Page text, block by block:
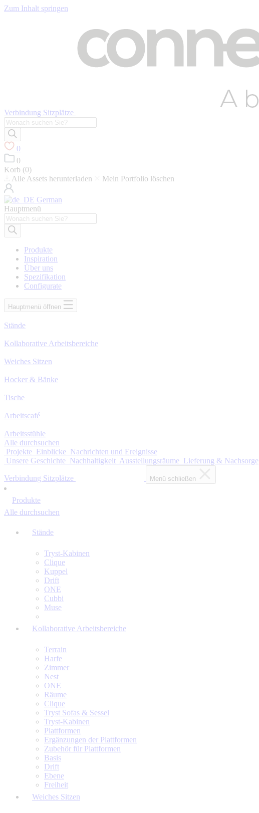
Zum Inhalt springen
Verbindung Sitzplätze
Suche
nach
Produkten
0
0
Korb (0)
Alle Assets herunterladen
Mein Portfolio löschen
German
Hauptmenü
Suche
nach
Produkten
Produkte
Inspiration
Über uns
Spezifikation
Configurate
Hauptmenü öffnen
Stände
Kollaborative Arbeitsbereiche
Weiches Sitzen
Hocker & Bänke
Tische
Arbeitscafé
Arbeitsstühle
Alle durchsuchen
Projekte Einblicke Nachrichten und Ereignisse
Unsere Geschichte Nachhaltigkeit Ausstellungsräume Lieferung & Nachsorge
Verbindung Sitzplätze Menü schließen
Produkte
Alle durchsuchen
Stände
Tryst-Kabinen
Clique
Kuppel
Drift
ONE
Cubbi
Muse
Kollaborative Arbeitsbereiche
Terrain
Harfe
Zimmer
Nest
ONE
Räume
Clique
Tryst Sofas & Sessel
Tryst-Kabinen
Plattformen
Ergänzungen der Plattformen
Zubehör für Plattformen
Basis
Drift
Ebene
Freiheit
Weiches Sitzen